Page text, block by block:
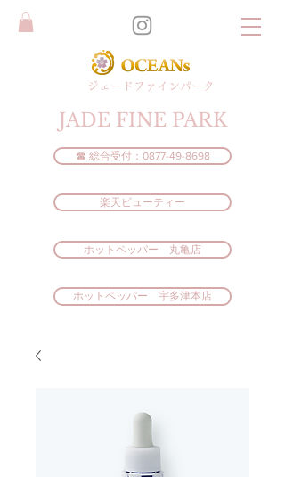
​ジェードファインパーク
JADE FINE PARK
ホットペッパー 宇多津本店
☎ 総合受付：0877-49-8698
楽天ビューティー
ホットペッパー 丸亀店